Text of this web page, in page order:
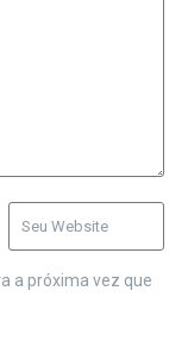
a próxima vez que